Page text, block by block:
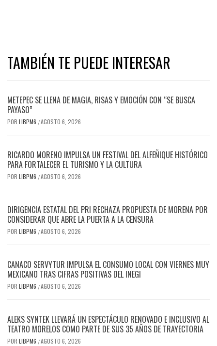
TAMBIÉN TE PUEDE INTERESAR
METEPEC SE LLENA DE MAGIA, RISAS Y EMOCIÓN CON “SE BUSCA
PAYASO”
POR LIBPM6 /AGOSTO 6, 2026
RICARDO MORENO IMPULSA UN FESTIVAL DEL ALFEÑIQUE HISTÓRICO
PARA FORTALECER EL TURISMO Y LA CULTURA
POR LIBPM6 /AGOSTO 6, 2026
DIRIGENCIA ESTATAL DEL PRI RECHAZA PROPUESTA DE MORENA POR
CONSIDERAR QUE ABRE LA PUERTA A LA CENSURA
POR LIBPM6 /AGOSTO 6, 2026
CANACO SERVYTUR IMPULSA EL CONSUMO LOCAL CON VIERNES MUY
MEXICANO TRAS CIFRAS POSITIVAS DEL INEGI
POR LIBPM6 /AGOSTO 6, 2026
ALEKS SYNTEK LLEVARÁ UN ESPECTÁCULO RENOVADO E INCLUSIVO AL
TEATRO MORELOS COMO PARTE DE SUS 35 AÑOS DE TRAYECTORIA
POR LIBPM6 /AGOSTO 6, 2026